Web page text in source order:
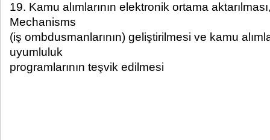
19. Kamu alımlarının elektronik ortama
Mechanisms
(iş ombdusmanlarının) geliştirilmesi ve kamu
uyumluluk
programlarının teşvik edilmesi